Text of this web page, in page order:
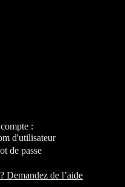
:
d'utilisateur
de passe
Demandez de l’aide